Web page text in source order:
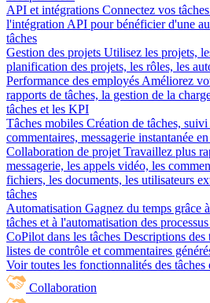
API et intégrations Connectez vos
l'intégration API pour bénéficier d'une
tâches
Gestion des projets Utilisez les projets,
planification des projets, les rôles, les
Performance des employés Améliorez
rapports de tâches, la gestion de la
tâches et les KPI
Tâches mobiles Création de tâches,
commentaires, messagerie instantanée
Collaboration de projet Travaillez plus
messagerie, les appels vidéo, les
fichiers, les documents, les utilisateurs
tâches
Automatisation Gagnez du temps grâce
tâches et à l'automatisation des
CoPilot dans les tâches Descriptions des
listes de contrôle et commentaires
Voir toutes les fonctionnalités des tâches
Collaboration